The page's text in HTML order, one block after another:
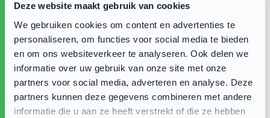
Deze website maakt gebruik van cookies
We gebruiken cookies om content en advertenties te
personaliseren, om functies voor social media te bieden
en om ons websiteverkeer te analyseren. Ook delen we
informatie over uw gebruik van onze site met onze
partners voor social media, adverteren en analyse. Deze
partners kunnen deze gegevens combineren met andere
informatie die u aan ze heeft verstrekt of die ze hebben
energiecollectief van MKB Deventer PM Energie.
Zij volgen de energiemarkt op de voet en
daardoor is het goedkoper om in één keer een
groot volume energie in te kopen, waardoor een
fikse korting ontstaat. Voor u als bestuurder een
hele zorg minder en in de meeste gevallen een